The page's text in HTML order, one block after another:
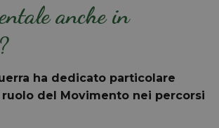
anche in
ha dedicato particolare
del Movimento nei percorsi